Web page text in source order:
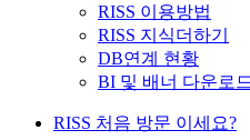
RISS 이용방법
RISS 지식더하기
DB연계 현황
BI 및 배너 다운로드
RISS 처음 방문 이세요?